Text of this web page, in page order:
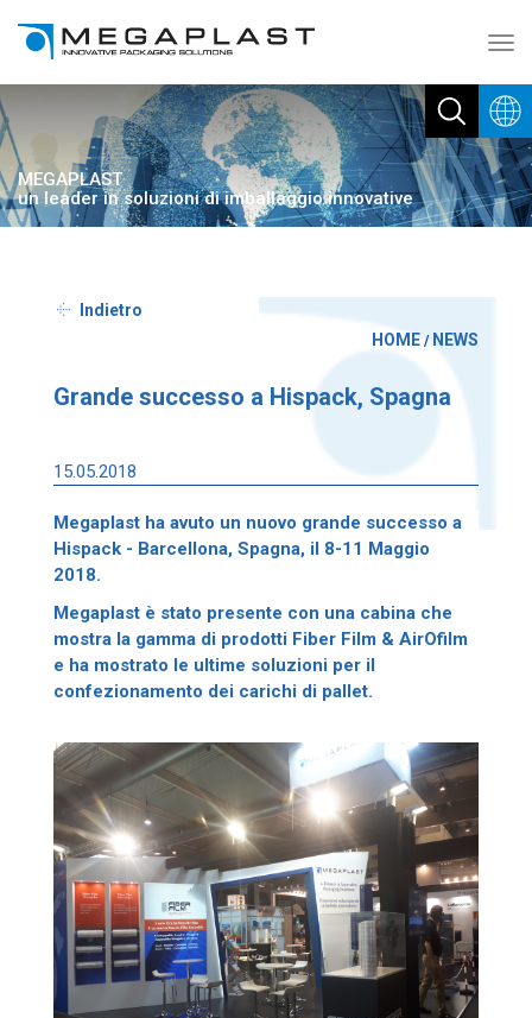
MEGAPLAST
un leader in soluzioni di imballaggio innovative
Indietro
HOME/ NEWS
Grande successo a Hispack, Spagna
15.05.2018
Megaplast ha avuto un nuovo grande successo a
Hispack - Barcellona, Spagna, il 8-11 Maggio
2018.
Megaplast è stato presente con una cabina che
mostra la gamma di prodotti Fiber Film & AirOfilm
e ha mostrato le ultime soluzioni per il
confezionamento dei carichi di pallet.